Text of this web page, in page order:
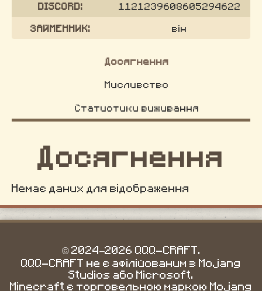
DISCORD: 1121239608605294622
ЗАЙМЕННИК: він
Досягнення
Мисливство
Статистики виживання
Досягнення
Немає даних для відображення
© 2024–2026 QQQ-CRAFT.
QQQ-CRAFT не є афілійованим з Mojang
Studios або Microsoft.
Minecraft є торговельною маркою Mojang